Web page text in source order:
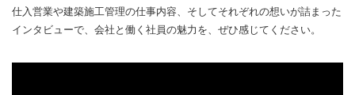
仕入営業や建築施工管理の仕事内容、そしてそれぞれの想いが詰まった
インタビューで、会社と働く社員の魅力を、ぜひ感じてください。